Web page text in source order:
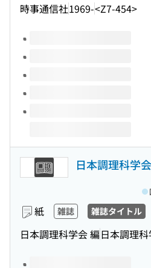
時事通信社1969-<Z7-454>
このタイトルの巻号
日本調理科学
紙 雑誌 雑誌タイトル
日本調理科学会 編日本調理
このタイトルの巻号